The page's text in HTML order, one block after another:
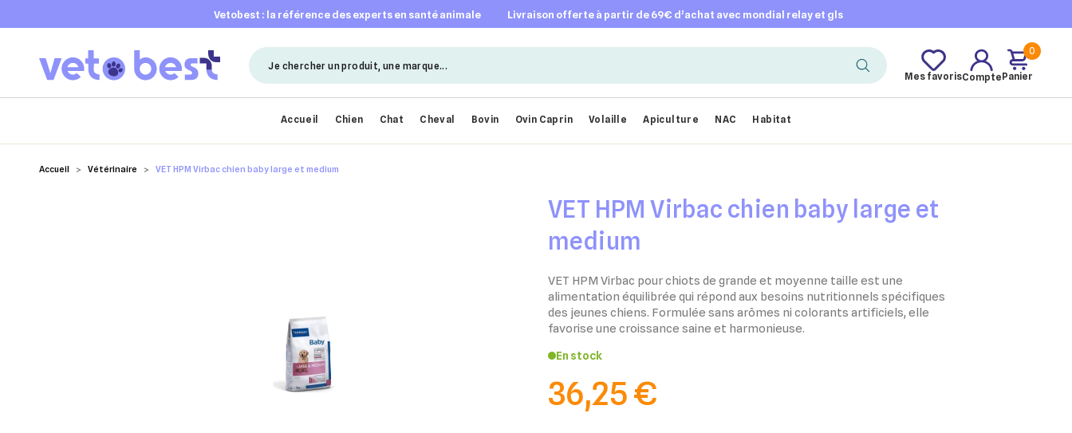
vetobest : la référence des experts en santé animale livraison offerte à partir de 69€ d’achat avec mondial relay et gls
Mes favorisCompte
0
Panier
Accueil Chien Chat Cheval Bovin Ovin Caprin Volaille Apiculture NAC Habitat
Accueil Vétérinaire VET HPM Virbac chien baby large et medium
VET HPM Virbac chien baby large et
medium
VET HPM Virbac pour chiots de grande et moyenne taille est une
alimentation équilibrée qui répond aux besoins nutritionnels spécifiques
des jeunes chiens. Formulée sans arômes ni colorants artificiels, elle
favorise une croissance saine et harmonieuse.
En stock
36,25 €